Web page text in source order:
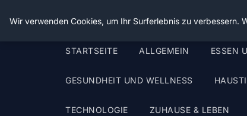
Die Schnitter
STARTSEITE ALLGEMEIN ESSEN
GESUNDHEIT UND WELLNESS
TECHNOLOGIE ZUHAUSE & LEBEN
Wir verwenden Cookies, um Ihr Surferlebnis zu verbessern.